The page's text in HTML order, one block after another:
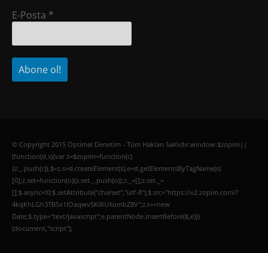
E-Posta *
© Copyright 2015 Optimal Denetim - Tüm Hakları Saklıdır.window.$zopim||
(function(d,s){var z=$zopim=function(c)
{z._.push(c)},$=z.s=d.createElement(s),e=d.getElementsByTagName(s)
[0];z.set=function(o){z.set._.push(o)};z._=[];z.set._=
[];$.async=!0;$.setAttribute("charset","utf-8");$.src="https://v2.zopim.com/?
4kqKhLGh3TB5x1lOaqwv5KiRUXombZ8V";z.t=+new
Date;$.type="text/javascript";e.parentNode.insertBefore($,e)})
(document,"script");